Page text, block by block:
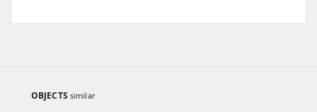
OBJECTS similar